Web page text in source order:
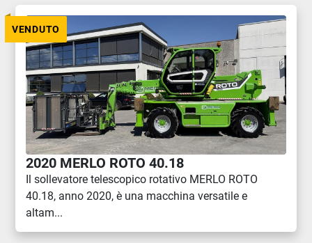
VENDUTO
2020 MERLO ROTO 40.18
Il sollevatore telescopico rotativo MERLO ROTO
40.18, anno 2020, è una macchina versatile e
altam...